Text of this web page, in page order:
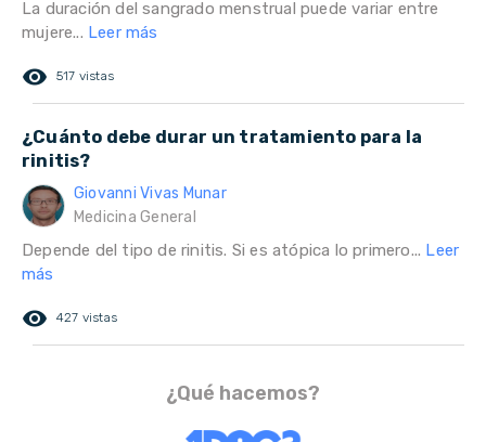
La duración del sangrado menstrual puede variar entre
mujere... Leer más
remove_red_eye 517 vistas
¿Cuánto debe durar un tratamiento para la
rinitis?
Giovanni Vivas Munar
Medicina General
Depende del tipo de rinitis. Si es atópica lo primero... Leer
más
remove_red_eye 427 vistas
¿Qué hacemos?